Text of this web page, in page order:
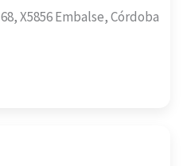
X5856 Embalse, Córdoba